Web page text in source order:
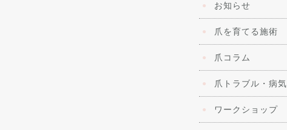
お知らせ
爪を育てる施術
爪コラム
爪トラブル・病気
ワークショップ